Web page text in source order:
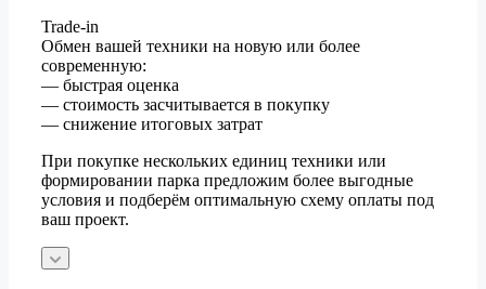
Trade-in
Обмен вашей техники на новую или более
современную:
— быстрая оценка
— стоимость засчитывается в покупку
— снижение итоговых затрат
При покупке нескольких единиц техники или
формировании парка предложим более выгодные
условия и подберём оптимальную схему оплаты под
ваш проект.